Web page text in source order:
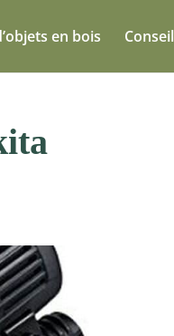
en bois